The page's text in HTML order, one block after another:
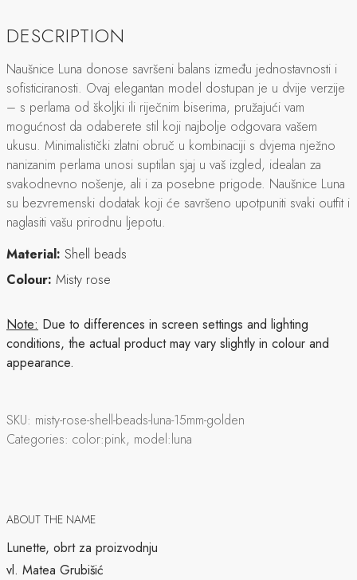
DESCRIPTION
Naušnice Luna donose savršeni balans između jednostavnosti i
sofisticiranosti. Ovaj elegantan model dostupan je u dvije verzije
– s perlama od školjki ili riječnim biserima, pružajući vam
mogućnost da odaberete stil koji najbolje odgovara vašem
ukusu. Minimalistički zlatni obruč u kombinaciji s dvjema nježno
nanizanim perlama unosi suptilan sjaj u vaš izgled, idealan za
svakodnevno nošenje, ali i za posebne prigode. Naušnice Luna
su bezvremenski dodatak koji će savršeno upotpuniti svaki outfit i
naglasiti vašu prirodnu ljepotu.
Material: Shell beads
Colour: Misty rose
Note: Due to differences in screen settings and lighting
conditions, the actual product may vary slightly in colour and
appearance.
SKU: misty-rose-shell-beads-luna-15mm-golden
Categories: color:pink, model:luna
ABOUT THE NAME
Lunette, obrt za proizvodnju
vl. Matea Grubišić